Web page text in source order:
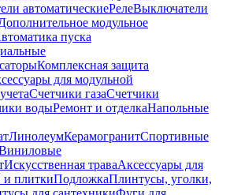
автоматическиеРелеВыключатели
модульное
пуска
Комплексная защита
для модульной
Счетчики газаСчетчики
водыРемонт и отделкаНапольные
ЛинолеумКерамогранитСпортивные
Искусственная траваАксессуары для
плиткиПодложкаПлинтусы, уголки,